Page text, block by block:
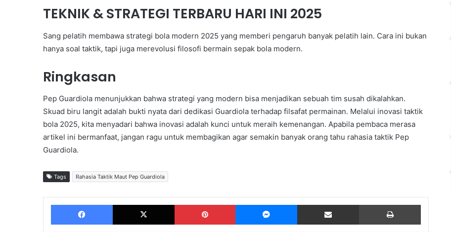
TEKNIK & STRATEGI TERBARU HARI INI 2025
Sang pelatih membawa strategi bola modern 2025 yang memberi pengaruh banyak pelatih lain. Cara ini bukan
hanya soal taktik, tapi juga merevolusi filosofi bermain sepak bola modern.
Ringkasan
Pep Guardiola menunjukkan bahwa strategi yang modern bisa menjadikan sebuah tim susah dikalahkan.
Skuad biru langit adalah bukti nyata dari dedikasi Guardiola terhadap filsafat permainan. Melalui inovasi taktik
bola 2025, kita menyadari bahwa inovasi adalah kunci untuk meraih kemenangan. Apabila pembaca merasa
artikel ini bermanfaat, jangan ragu untuk membagikan agar semakin banyak orang tahu rahasia taktik Pep
Guardiola.
Tags Rahasia Taktik Maut Pep Guardiola
Facebook X Pinterest Messenger Share via Email